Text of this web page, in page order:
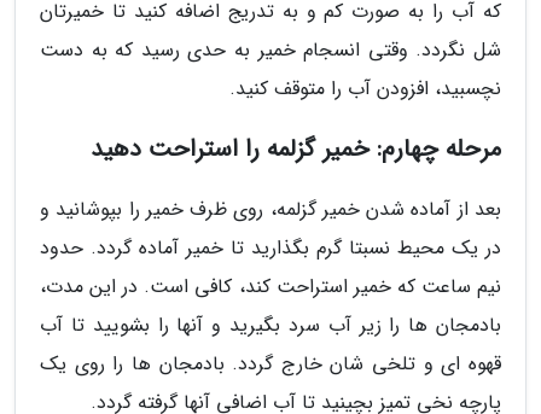
که آب را به صورت کم و به تدریج اضافه کنید تا خمیرتان
شل نگردد. وقتی انسجام خمیر به حدی رسید که به دست
نچسبید، افزودن آب را متوقف کنید.
مرحله چهارم: خمیر گزلمه را استراحت دهید
بعد از آماده شدن خمیر گزلمه، روی ظرف خمیر را بپوشانید و
در یک محیط نسبتا گرم بگذارید تا خمیر آماده گردد. حدود
نیم ساعت که خمیر استراحت کند، کافی است. در این مدت،
بادمجان ها را زیر آب سرد بگیرید و آنها را بشویید تا آب
قهوه ای و تلخی شان خارج گردد. بادمجان ها را روی یک
پارچه نخی تمیز بچینید تا آب اضافی آنها گرفته گردد.